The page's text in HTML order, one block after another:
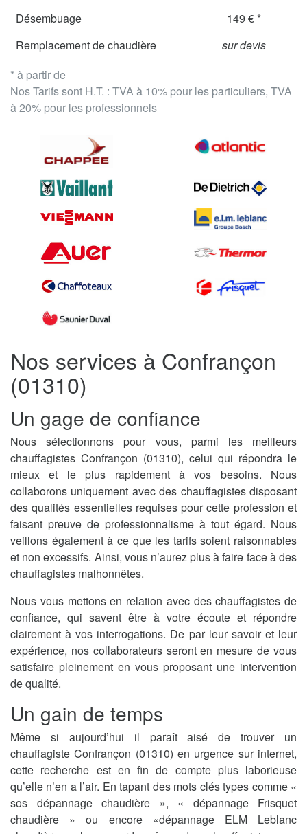
* à partir de
Nos Tarifs sont H.T. : TVA à 10% pour les particuliers, TVA
à 20% pour les professionnels
Désembuage
149 € *
Remplacement de chaudière
sur devis
Nos services à Confrançon
(01310)
Un gage de confiance
Nous sélectionnons pour vous, parmi les meilleurs
chauffagistes Confrançon (01310), celui qui répondra le
mieux et le plus rapidement à vos besoins. Nous
collaborons uniquement avec des chauffagistes disposant
des qualités essentielles requises pour cette profession et
faisant preuve de professionnalisme à tout égard. Nous
veillons également à ce que les tarifs soient raisonnables
et non excessifs. Ainsi, vous n’aurez plus à faire face à des
chauffagistes malhonnêtes.
Nous vous mettons en relation avec des chauffagistes de
confiance, qui savent être à votre écoute et répondre
clairement à vos interrogations. De par leur savoir et leur
expérience, nos collaborateurs seront en mesure de vous
satisfaire pleinement en vous proposant une intervention
de qualité.
Un gain de temps
Même si aujourd’hui il paraît aisé de trouver un
chauffagiste Confrançon (01310) en urgence sur internet,
cette recherche est en fin de compte plus laborieuse
qu’elle n’en a l’air. En tapant des mots clés types comme «
sos dépannage chaudière », « dépannage Frisquet
chaudière » ou encore «dépannage ELM Leblanc